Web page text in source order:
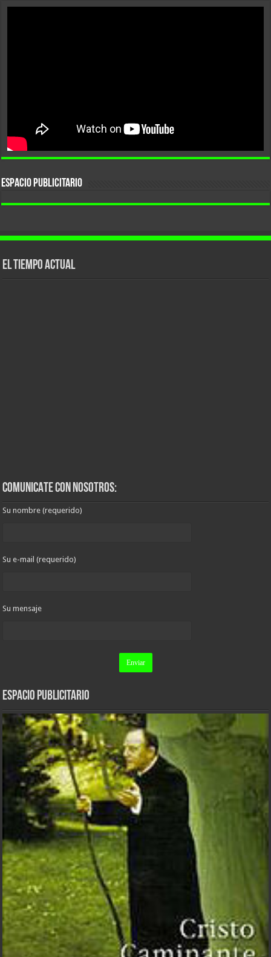
ESPACIO PUBLICITARIO
El tiempo actual
COMUNICATE CON NOSOTROS:
Su nombre (requerido)
Su e-mail (requerido)
Su mensaje
ESPACIO PUBLICITARIO